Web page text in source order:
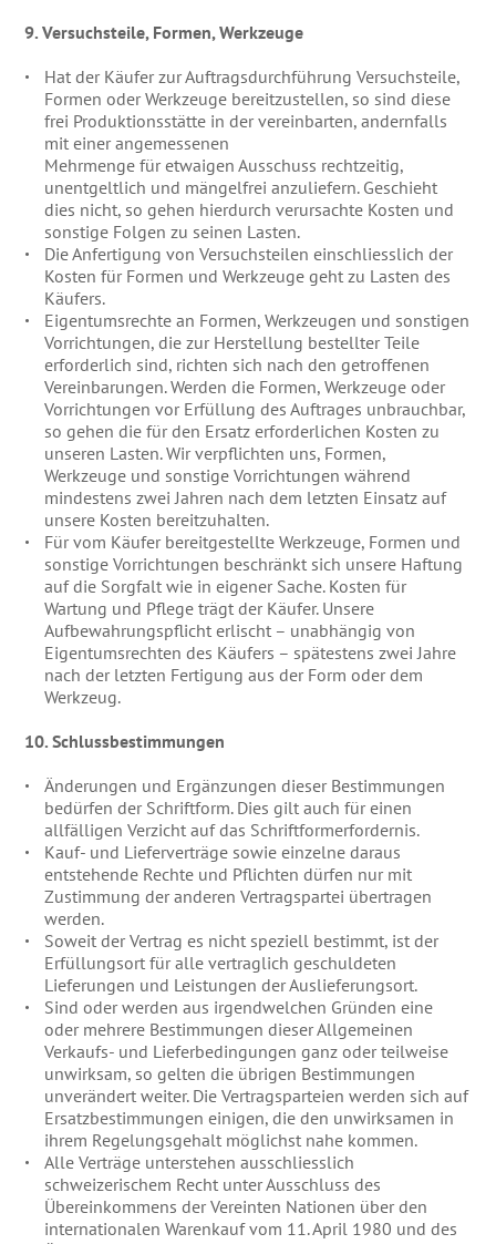
9. Versuchsteile, Formen, Werkzeuge
Hat der Käufer zur Auftragsdurchführung Versuchsteile,
Formen oder Werkzeuge bereitzustellen, so sind diese
frei Produktionsstätte in der vereinbarten, andernfalls
mit einer angemessenen
Mehrmenge für etwaigen Ausschuss rechtzeitig,
unentgeltlich und mängelfrei anzuliefern. Geschieht
dies nicht, so gehen hierdurch verursachte Kosten und
sonstige Folgen zu seinen Lasten.
Die Anfertigung von Versuchsteilen einschliesslich der
Kosten für Formen und Werkzeuge geht zu Lasten des
Käufers.
Eigentumsrechte an Formen, Werkzeugen und sonstigen
Vorrichtungen, die zur Herstellung bestellter Teile
erforderlich sind, richten sich nach den getroffenen
Vereinbarungen. Werden die Formen, Werkzeuge oder
Vorrichtungen vor Erfüllung des Auftrages unbrauchbar,
so gehen die für den Ersatz erforderlichen Kosten zu
unseren Lasten. Wir verpflichten uns, Formen,
Werkzeuge und sonstige Vorrichtungen während
mindestens zwei Jahren nach dem letzten Einsatz auf
unsere Kosten bereitzuhalten.
Für vom Käufer bereitgestellte Werkzeuge, Formen und
sonstige Vorrichtungen beschränkt sich unsere Haftung
auf die Sorgfalt wie in eigener Sache. Kosten für
Wartung und Pflege trägt der Käufer. Unsere
Aufbewahrungspflicht erlischt – unabhängig von
Eigentumsrechten des Käufers – spätestens zwei Jahre
nach der letzten Fertigung aus der Form oder dem
Werkzeug.
10. Schlussbestimmungen
Änderungen und Ergänzungen dieser Bestimmungen
bedürfen der Schriftform. Dies gilt auch für einen
allfälligen Verzicht auf das Schriftformerfordernis.
Kauf- und Lieferverträge sowie einzelne daraus
entstehende Rechte und Pflichten dürfen nur mit
Zustimmung der anderen Vertragspartei übertragen
werden.
Soweit der Vertrag es nicht speziell bestimmt, ist der
Erfüllungsort für alle vertraglich geschuldeten
Lieferungen und Leistungen der Auslieferungsort.
Sind oder werden aus irgendwelchen Gründen eine
oder mehrere Bestimmungen dieser Allgemeinen
Verkaufs- und Lieferbedingungen ganz oder teilweise
unwirksam, so gelten die übrigen Bestimmungen
unverändert weiter. Die Vertragsparteien werden sich auf
Ersatzbestimmungen einigen, die den unwirksamen in
ihrem Regelungsgehalt möglichst nahe kommen.
Alle Verträge unterstehen ausschliesslich
schweizerischem Recht unter Ausschluss des
Übereinkommens der Vereinten Nationen über den
internationalen Warenkauf vom 11. April 1980 und des